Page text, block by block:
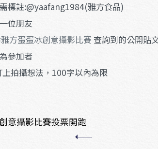
標註:@yaafang1984(雅方食品)
位朋友
方蛋蛋冰創意攝影比賽 查詢到的公開貼
參加者
拍攝想法，100字以內為限
意攝影比賽投票開跑